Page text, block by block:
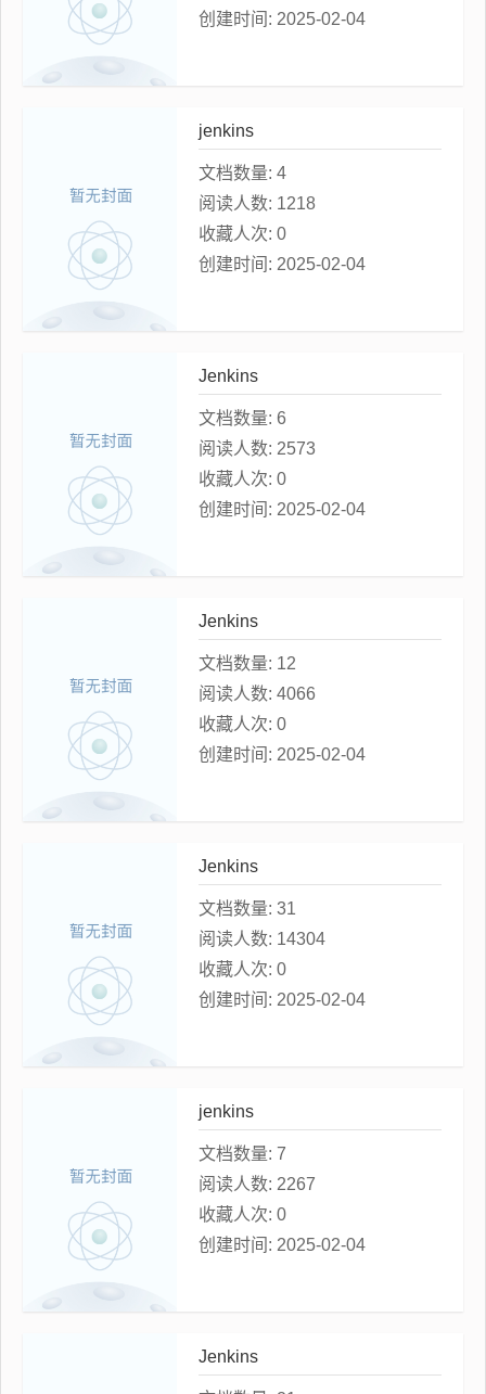
创建时间: 2025-02-04
jenkins
文档数量: 4
阅读人数: 1218
收藏人次: 0
创建时间: 2025-02-04
Jenkins
文档数量: 6
阅读人数: 2573
收藏人次: 0
创建时间: 2025-02-04
Jenkins
文档数量: 12
阅读人数: 4066
收藏人次: 0
创建时间: 2025-02-04
Jenkins
文档数量: 31
阅读人数: 14304
收藏人次: 0
创建时间: 2025-02-04
jenkins
文档数量: 7
阅读人数: 2267
收藏人次: 0
创建时间: 2025-02-04
Jenkins